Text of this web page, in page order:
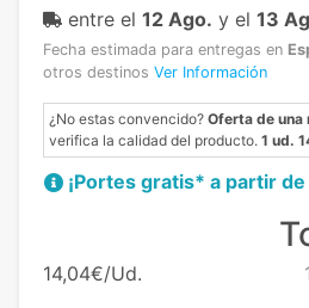
entre el 12 Ago. y el 13
Fecha estimada para entregas en
otros destinos Ver Información
¿No estas convencido? Oferta de una
verifica la calidad del producto. 1 ud.
¡Portes gratis* a partir
14,04€/Ud.